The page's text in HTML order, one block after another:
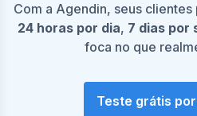
Com a Agendin, seus
24 horas por dia, 7 dias por
foca no que
Teste grátis por